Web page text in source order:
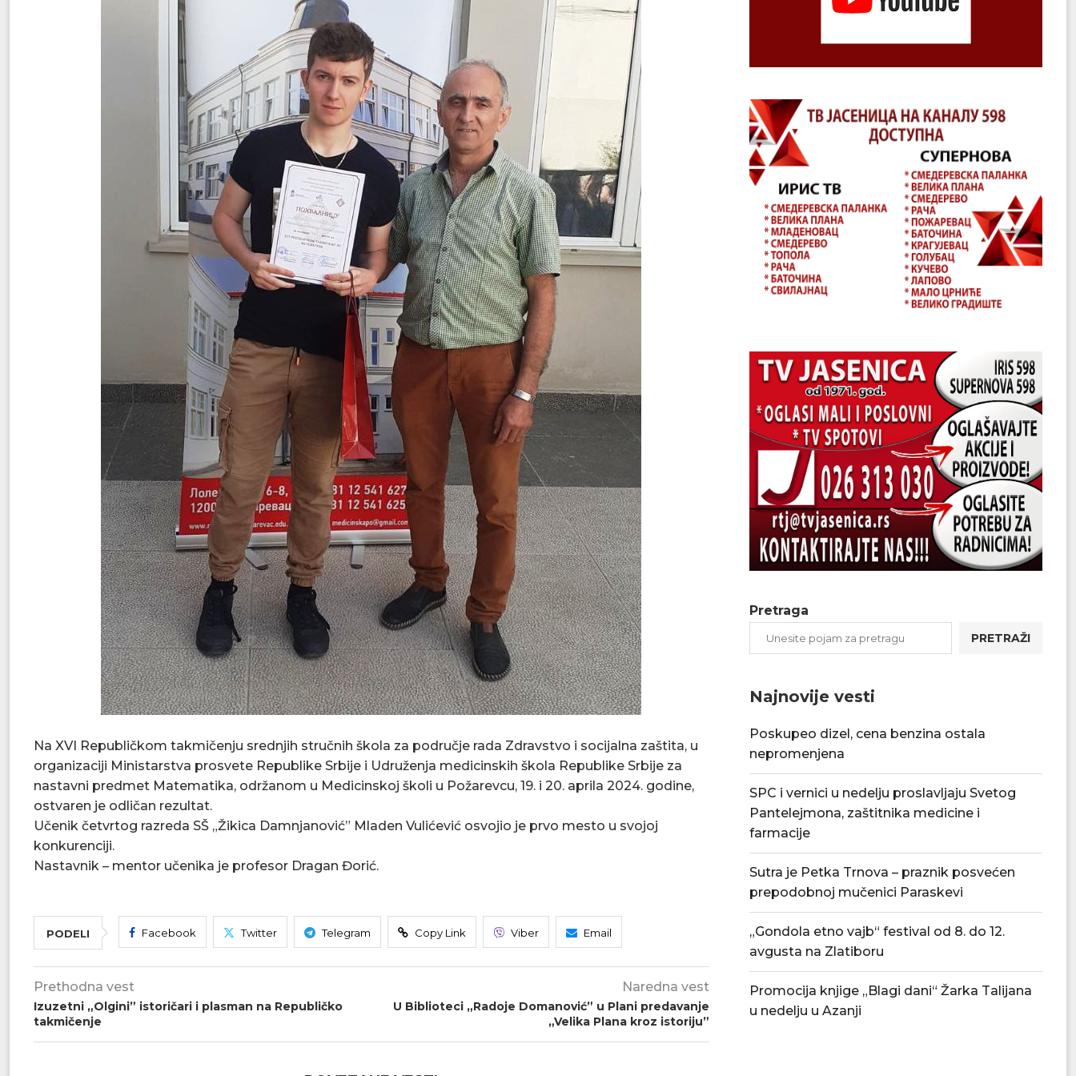
Na XVI Republičkom takmičenju srednjih stručnih škola za područje rada Zdravstvo i socijalna zaštita, u
organizaciji Ministarstva prosvete Republike Srbije i Udruženja medicinskih škola Republike Srbije za
nastavni predmet Matematika, održanom u Medicinskoj školi u Požarevcu, 19. i 20. aprila 2024. godine,
ostvaren je odličan rezultat.
Učenik četvrtog razreda SŠ „Žikica Damnjanović” Mladen Vulićević osvojio je prvo mesto u svojoj
konkurenciji.
Nastavnik – mentor učenika je profesor Dragan Đorić.
PODELI Facebook Twitter Telegram Copy Link Viber Email
Prethodna vest
Izuzetni „Olgini” istoričari i plasman na Republičko
takmičenje
Naredna vest
U Biblioteci „Radoje Domanović” u Plani predavanje
„Velika Plana kroz istoriju”
Pretraga
PRETRAŽI
Najnovije vesti
Poskupeo dizel, cena benzina ostala
nepromenjena
SPC i vernici u nedelju proslavljaju Svetog
Pantelejmona, zaštitnika medicine i
farmacije
Sutra je Petka Trnova – praznik posvećen
prepodobnoj mučenici Paraskevi
„Gondola etno vajb“ festival od 8. do 12.
avgusta na Zlatiboru
Promocija knjige „Blagi dani“ Žarka Talijana
u nedelju u Azanji